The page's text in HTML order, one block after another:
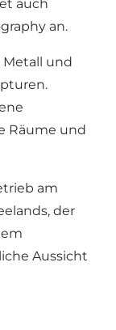
auch
an.
und
Räume und
am
der
Aussicht